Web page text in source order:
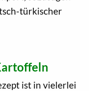
türkischer
ist in vielerlei